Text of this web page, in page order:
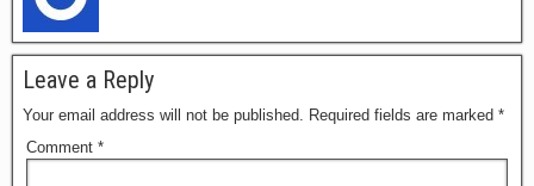
Leave a Reply
Your email address will not be published. Required fields are marked *
Comment *